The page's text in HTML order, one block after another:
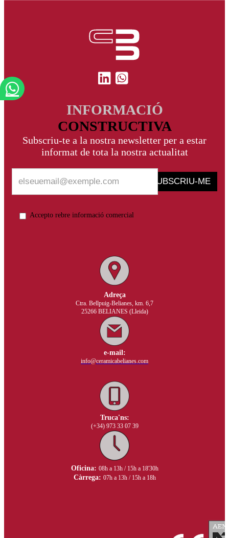
INFORMACIÓ
CONSTRUCTIVA
Subscriu-te a la nostra newsletter per a estar
informat de tota la nostra actualitat
SUBSCRIU-ME
Accepto rebre informació comercial
Adreça
Ctra. Bellpuig-Belianes, km. 6,7
25266 BELIANES (Lleida)
e-mail:
info@ceramicabelianes.com
Truca'ns:
(+34) 973 33 07 39
Oficina: 08h a 13h / 15h a 18'30h
Càrrega: 07h a 13h / 15h a 18h